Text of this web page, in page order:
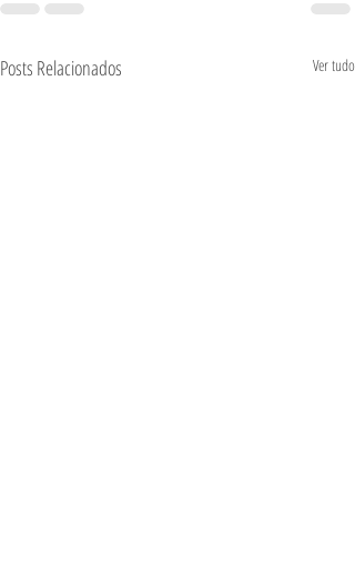
Posts Relacionados Ver tudo